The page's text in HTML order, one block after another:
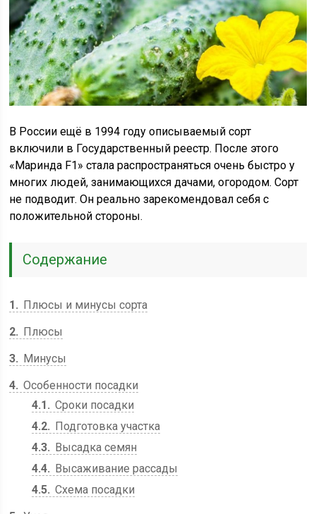
В России ещё в 1994 году описываемый сорт
включили в Государственный реестр. После этого
«Маринда F1» стала распространяться очень быстро у
многих людей, занимающихся дачами, огородом. Сорт
не подводит. Он реально зарекомендовал себя с
положительной стороны.
Содержание
1
Плюсы и минусы сорта
2
Плюсы
3
Минусы
4 Особенности посадки
4.1
Сроки посадки
4.2
Подготовка участка
4.3
Высадка семян
4.4
Высаживание рассады
4.5 Схема посадки